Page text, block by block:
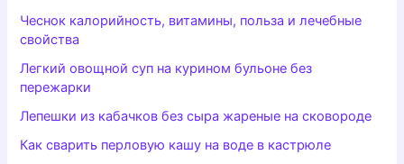
Чеснок калорийность, витамины, польза и лечебные
свойства
Легкий овощной суп на курином бульоне без
пережарки
Лепешки из кабачков без сыра жареные на сковороде
Как сварить перловую кашу на воде в кастрюле